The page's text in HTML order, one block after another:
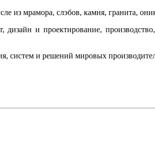
из мрамора, слэбов, камня, гранита,
и проектирование,
систем и решений мировых